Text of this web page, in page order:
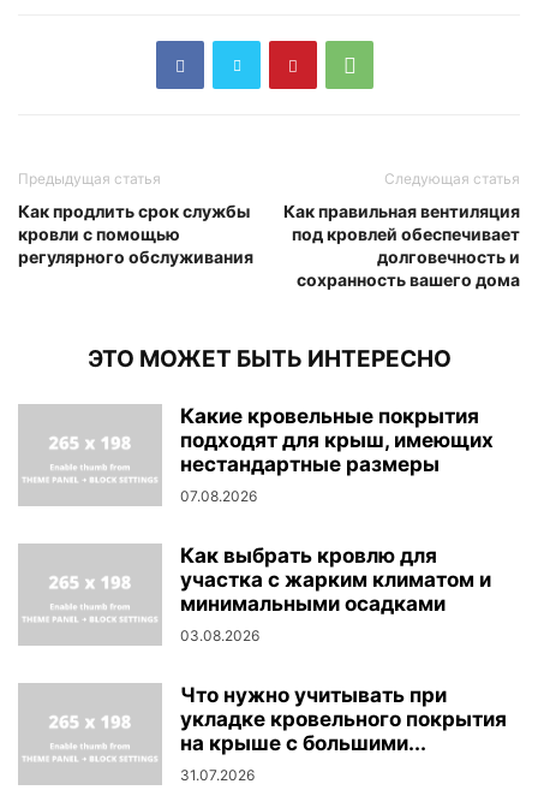
Предыдущая статья
Как продлить срок службы
кровли с помощью
регулярного обслуживания
Следующая статья
Как правильная вентиляция
под кровлей обеспечивает
долговечность и
сохранность вашего дома
ЭТО МОЖЕТ БЫТЬ ИНТЕРЕСНО
Какие кровельные покрытия
подходят для крыш, имеющих
нестандартные размеры
07.08.2026
Как выбрать кровлю для
участка с жарким климатом и
минимальными осадками
03.08.2026
Что нужно учитывать при
укладке кровельного покрытия
на крыше с большими...
31.07.2026